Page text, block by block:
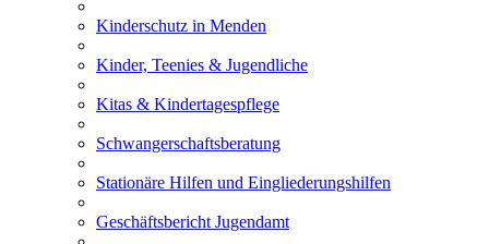
Kinderschutz in Menden
Kinder, Teenies & Jugendliche
Kitas & Kindertagespflege
Schwangerschaftsberatung
Stationäre Hilfen und Eingliederungshilfen
Geschäftsbericht Jugendamt